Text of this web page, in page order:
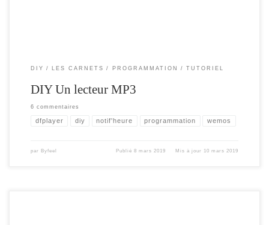
DIY LES CARNETS PROGRAMMATION TUTORIEL
DIY Un lecteur MP3
6 commentaires
dfplayer diy notif'heure programmation wemos
par Byfeel Publié8 mars 2019 Mis à jour 10 mars 2019